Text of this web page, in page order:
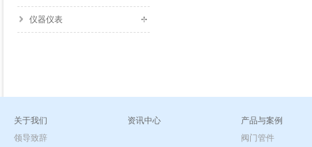
仪器仪表
关于我们
领导致辞
资讯中心
产品与案例
阀门管件